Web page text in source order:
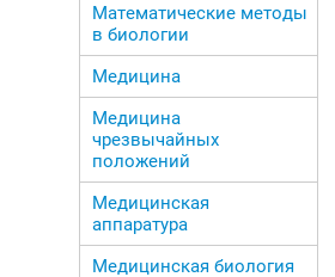
Математические методы
в биологии
Медицина
Медицина
чрезвычайных
положений
Медицинская
аппаратура
Медицинская биология